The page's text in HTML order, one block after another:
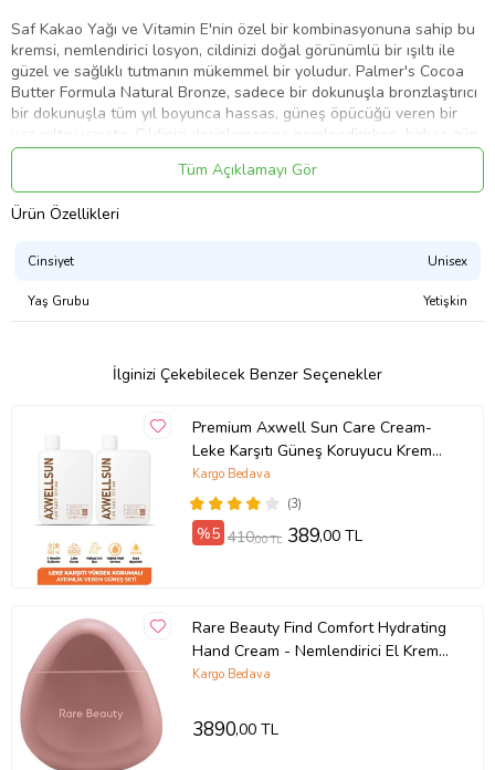
Saf Kakao Yağı ve Vitamin E'nin özel bir kombinasyonuna sahip bu
kremsi, nemlendirici losyon, cildinizi doğal görünümlü bir ışıltı ile
güzel ve sağlıklı tutmanın mükemmel bir yoludur. Palmer's Cocoa
Butter Formula Natural Bronze, sadece bir dokunuşla bronzlaştırıcı
bir dokunuşla tüm yıl boyunca hassas, güneş öpücüğü veren bir
yaz ışıltısı yaratır. Cildinizi derinlemesine nemlendirirken, birkaç gün
içinde yavaş yavaş hafif bir bronzluk oluşturur. Açıktan orta
koyuya, cilt tonunuzun yoğunluğunu yıl boyunca kontrol edin.
Ürün Kodu:
Tüm Açıklamayı Gör
Ürün Özellikleri
Cinsiyet Unisex
Yaş Grubu Yetişkin
İlginizi Çekebilecek Benzer Seçenekler
Premium Axwell Sun Care Cream-
Leke Karşıtı Güneş Koruyucu Krem
SPF50+ 125ml-2 ADET
(3)
Kargo Bedava
%5 410,00 TL 389,00 TL
Rare Beauty Find Comfort Hydrating
Hand Cream - Nemlendirici El Kremi
53 ML
Kargo Bedava
3890,00 TL